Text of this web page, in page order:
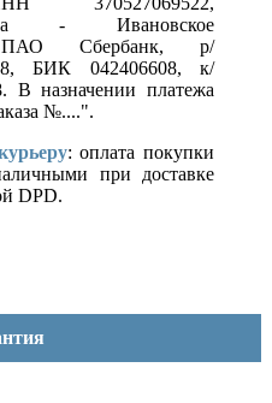
- Ивановское
ПАО Сбербанк, р/
БИК 042406608, к/
В назначении платежа
№....".
: оплата покупки
при доставке
DPD.